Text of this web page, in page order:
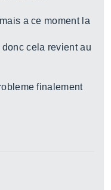
a ce moment la
cela revient au
finalement